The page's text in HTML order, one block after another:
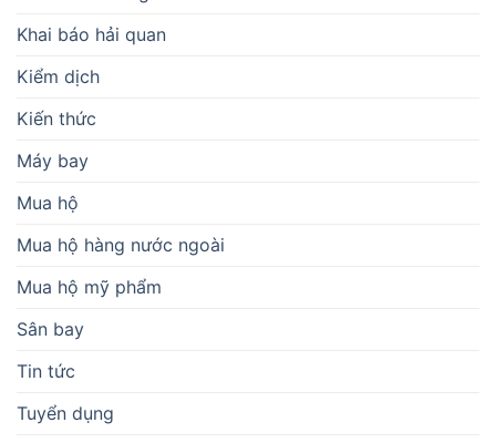
Khai báo hải quan
Kiểm dịch
Kiến thức
Máy bay
Mua hộ
Mua hộ hàng nước ngoài
Mua hộ mỹ phẩm
Sân bay
Tin tức
Tuyển dụng